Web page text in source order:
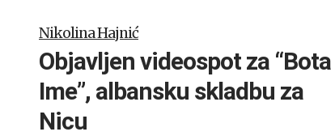
Nikolina Hajnić
Objavljen videospot za “Bota
Ime”, albansku skladbu za
Nicu